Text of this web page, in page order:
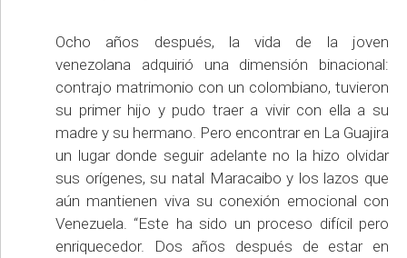
Ocho años después, la vida de la joven
venezolana adquirió una dimensión binacional:
contrajo matrimonio con un colombiano, tuvieron
su primer hijo y pudo traer a vivir con ella a su
madre y su hermano. Pero encontrar en La Guajira
un lugar donde seguir adelante no la hizo olvidar
sus orígenes, su natal Maracaibo y los lazos que
aún mantienen viva su conexión emocional con
Venezuela. “Este ha sido un proceso difícil pero
enriquecedor. Dos años después de estar en